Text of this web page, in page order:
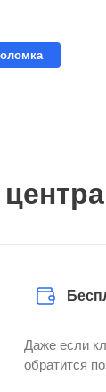
Даже если
обратится